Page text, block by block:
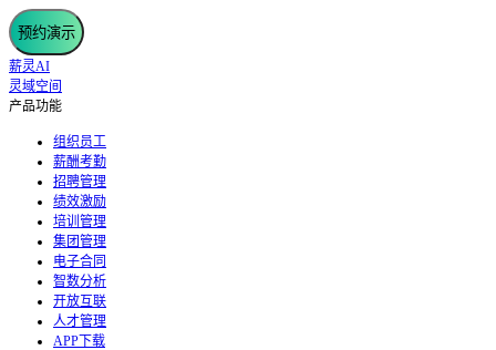
预约演示
薪灵AI
灵域空间
产品功能
组织员工
薪酬考勤
招聘管理
绩效激励
培训管理
集团管理
电子合同
智数分析
开放互联
人才管理
APP下载